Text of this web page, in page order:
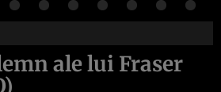
ale lui Fraser